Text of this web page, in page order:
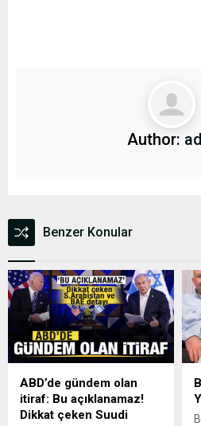
Author:
Benzer Konular
ABD’de gündem olan
itiraf: Bu açıklanamaz!
Dikkat çeken Suudi